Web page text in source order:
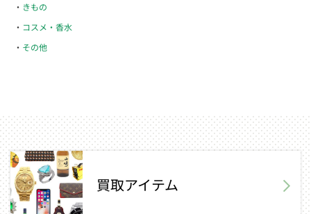
きもの
コスメ・香水
その他
買取アイテム